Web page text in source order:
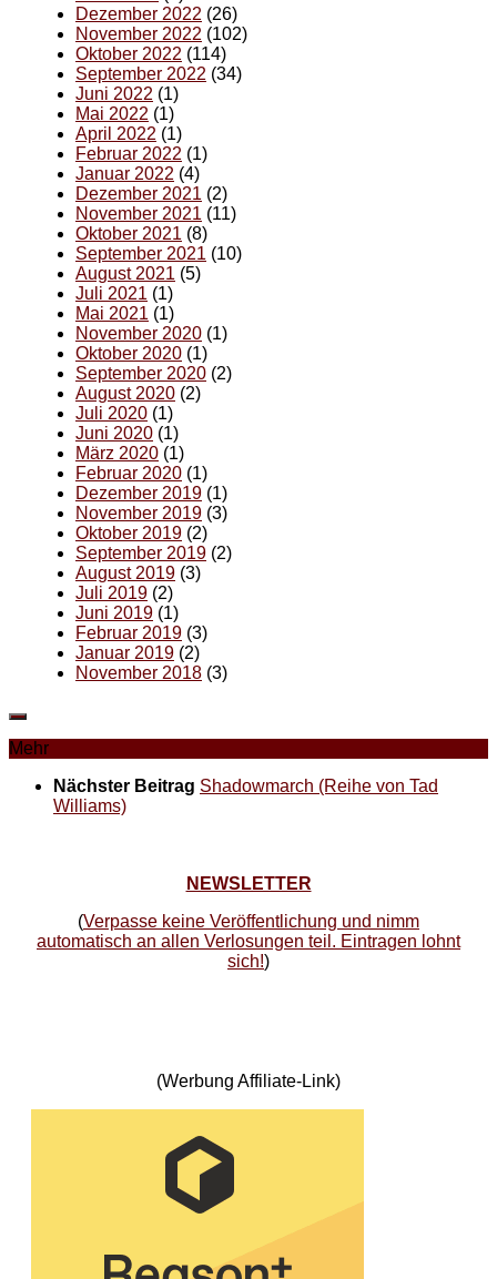
Dezember 2022 (26)
November 2022 (102)
Oktober 2022 (114)
September 2022 (34)
Juni 2022 (1)
Mai 2022 (1)
April 2022 (1)
Februar 2022 (1)
Januar 2022 (4)
Dezember 2021 (2)
November 2021 (11)
Oktober 2021 (8)
September 2021 (10)
August 2021 (5)
Juli 2021 (1)
Mai 2021 (1)
November 2020 (1)
Oktober 2020 (1)
September 2020 (2)
August 2020 (2)
Juli 2020 (1)
Juni 2020 (1)
März 2020 (1)
Februar 2020 (1)
Dezember 2019 (1)
November 2019 (3)
Oktober 2019 (2)
September 2019 (2)
August 2019 (3)
Juli 2019 (2)
Juni 2019 (1)
Februar 2019 (3)
Januar 2019 (2)
November 2018 (3)
Mehr
Nächster Beitrag Shadowmarch (Reihe von Tad
Williams)
NEWSLETTER
(Verpasse keine Veröffentlichung und nimm
automatisch an allen Verlosungen teil. Eintragen lohnt
sich!)
(Werbung Affiliate-Link)